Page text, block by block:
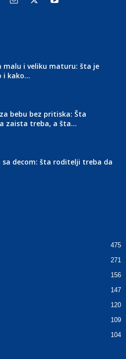
malu i veliku maturu: šta je
i kako...
bebu bez pritiska: Šta
zaista treba, a šta...
sa decom: šta roditelji treba da
475
271
156
147
120
109
104